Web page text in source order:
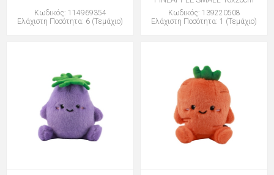
Κωδικός: 114969354
Ελάχιστη Ποσότητα: 6 (Τεμάχιο)
Κωδικός: 139220508
Ελάχιστη Ποσότητα: 1 (Τεμάχιο)